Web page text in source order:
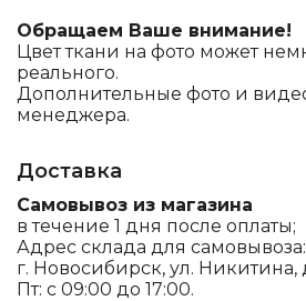
Обращаем Ваше внимание!
Цвет ткани на фото может
реального.
Дополнительные фото и
менеджера.
Доставка
Самовывоз из магазина
в течение 1 дня после оплаты;
Адрес склада для самовывоза:
г. Новосибирск, ул. Никитина,
Пт: с 09:00 до 17:00.